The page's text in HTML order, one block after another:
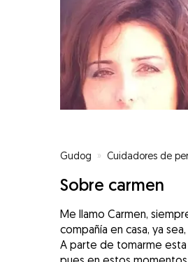
Gudog » Cuidadores de
Sobre carmen
Me llamo Carmen,
compañía en casa, ya
A parte de tomarme